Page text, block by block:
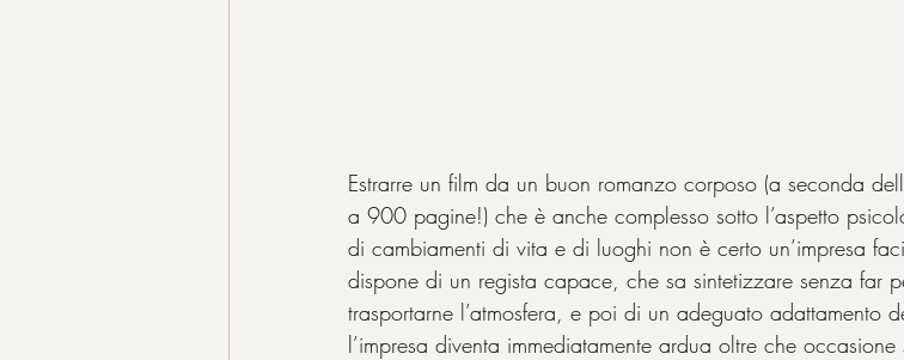
Estrarre un film da un buon romanzo corposo (a seconda
a 900 pagine!) che è anche complesso sotto l’aspetto
di cambiamenti di vita e di luoghi non è certo un’impresa
dispone di un regista capace, che sa sintetizzare senza far
trasportarne l’atmosfera, e poi di un adeguato adattamento
l’impresa diventa immediatamente ardua oltre che